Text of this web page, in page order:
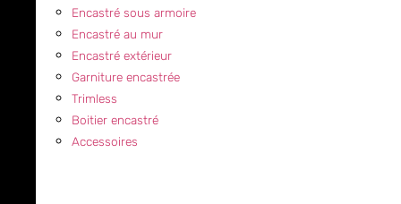
Encastré sous armoire
Encastré au mur
Encastré extérieur
Garniture encastrée
Trimless
Boitier encastré
Accessoires